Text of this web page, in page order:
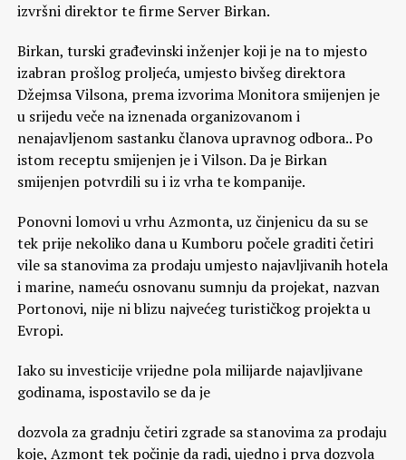
izvršni direktor te firme Server Birkan.
Birkan, turski građevinski inženjer koji je na to mjesto
izabran prošlog proljeća, umjesto bivšeg direktora
Džejmsa Vilsona, prema izvorima Monitora smijenjen je
u srijedu veče na iznenada organizovanom i
nenajavljenom sastanku članova upravnog odbora.. Po
istom receptu smijenjen je i Vilson. Da je Birkan
smijenjen potvrdili su i iz vrha te kompanije.
Ponovni lomovi u vrhu Azmonta, uz činjenicu da su se
tek prije nekoliko dana u Kumboru počele graditi četiri
vile sa stanovima za prodaju umjesto najavljivanih hotela
i marine, nameću osnovanu sumnju da projekat, nazvan
Portonovi, nije ni blizu najvećeg turističkog projekta u
Evropi.
Iako su investicije vrijedne pola milijarde najavljivane
godinama, ispostavilo se da je
dozvola za gradnju četiri zgrade sa stanovima za prodaju
koje, Azmont tek počinje da radi, ujedno i prva dozvola